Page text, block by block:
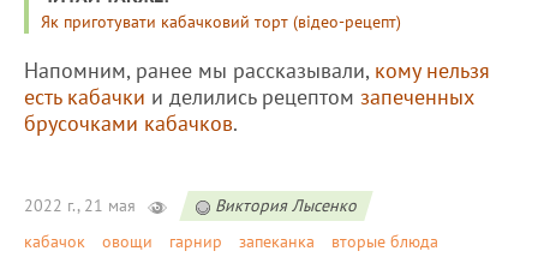
Як приготувати кабачковий торт (відео-рецепт)
Напомним, ранее мы рассказывали, кому нельзя
есть кабачки и делились рецептом запеченных
брусочками кабачков.
2022 г., 21 мая
Виктория Лысенко
кабачок
овощи гарнир запеканка вторые блюда